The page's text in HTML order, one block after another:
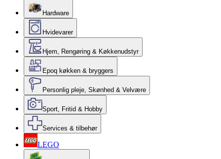
Hardware
Hvidevarer
Hjem, Rengøring & Køkkenudstyr
Epoq køkken & bryggers
Personlig pleje, Skønhed & Velvære
Sport, Fritid & Hobby
Services & tilbehør
LEGO